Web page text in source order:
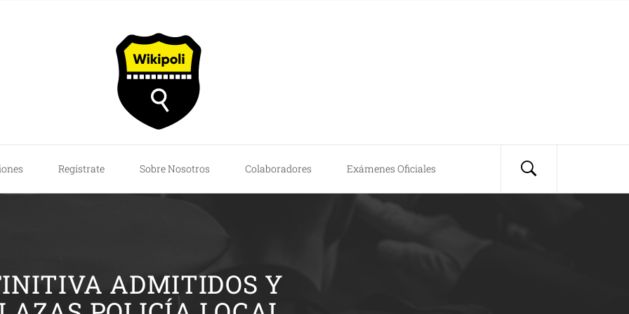
Regístrate Sobre Nosotros Colaboradores Exámenes Oficiales
ADMITIDOS Y